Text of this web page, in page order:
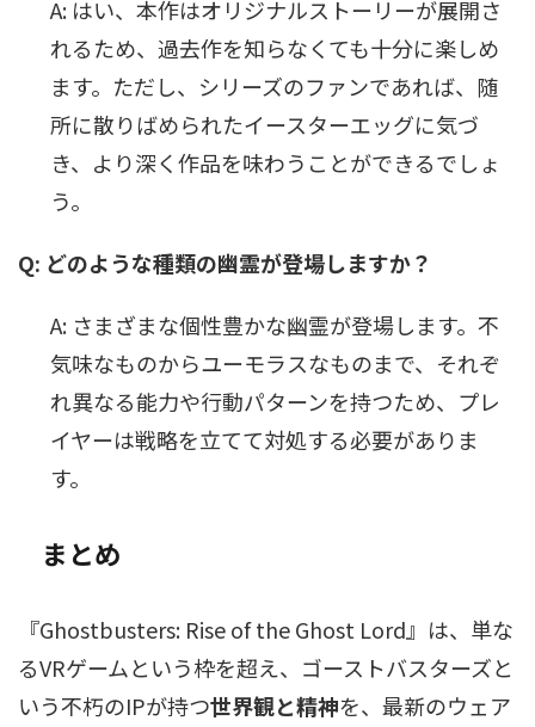
A: はい、本作はオリジナルストーリーが展開さ
れるため、過去作を知らなくても十分に楽しめ
ます。ただし、シリーズのファンであれば、随
所に散りばめられたイースターエッグに気づ
き、より深く作品を味わうことができるでしょ
う。
Q: どのような種類の幽霊が登場しますか？
A: さまざまな個性豊かな幽霊が登場します。不
気味なものからユーモラスなものまで、それぞ
れ異なる能力や行動パターンを持つため、プレ
イヤーは戦略を立てて対処する必要がありま
す。
まとめ
『Ghostbusters: Rise of the Ghost Lord』は、単な
るVRゲームという枠を超え、ゴーストバスターズと
いう不朽のIPが持つ世界観と精神を、最新のウェア